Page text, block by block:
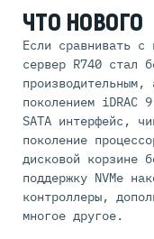
ЧТО НОВОГО
Если сравнивать с
сервер R740 стал
поколением iDRAC
SATA интерфейс,
поколение
дисковой корзине
поддержку NVMe
контроллеры,
многое другое.